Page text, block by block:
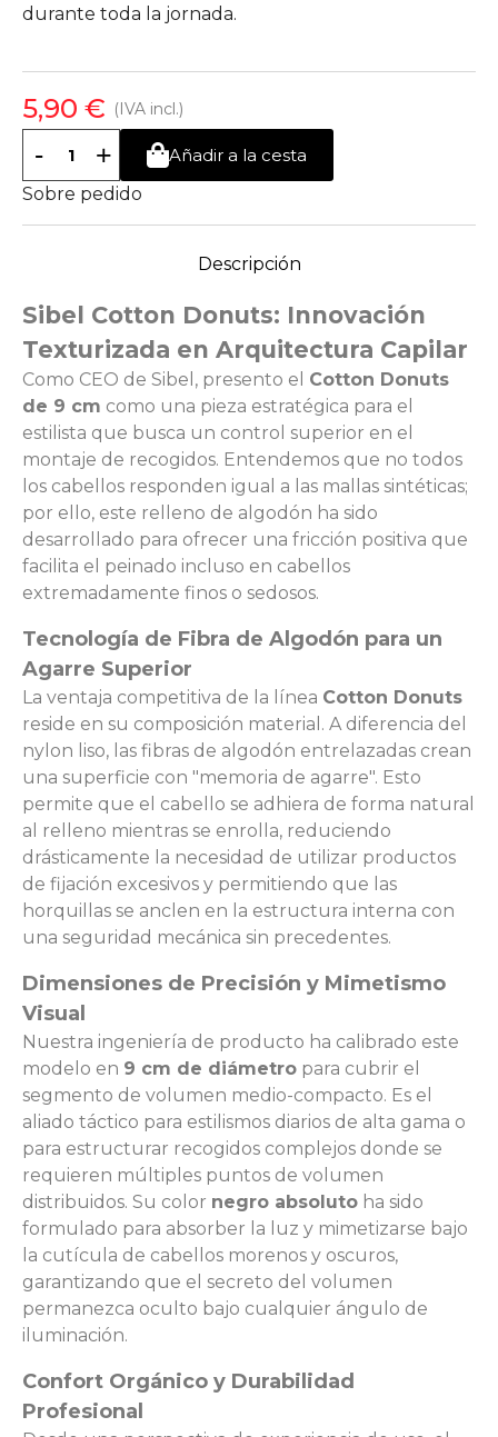
durante toda la jornada.
5,90 € (IVA incl.)
- +
Añadir a la cesta
Sobre pedido
Descripción
Sibel Cotton Donuts: Innovación
Texturizada en Arquitectura Capilar
Como CEO de Sibel, presento el Cotton Donuts
de 9 cm como una pieza estratégica para el
estilista que busca un control superior en el
montaje de recogidos. Entendemos que no todos
los cabellos responden igual a las mallas sintéticas;
por ello, este relleno de algodón ha sido
desarrollado para ofrecer una fricción positiva que
facilita el peinado incluso en cabellos
extremadamente finos o sedosos.
Tecnología de Fibra de Algodón para un
Agarre Superior
La ventaja competitiva de la línea Cotton Donuts
reside en su composición material. A diferencia del
nylon liso, las fibras de algodón entrelazadas crean
una superficie con "memoria de agarre". Esto
permite que el cabello se adhiera de forma natural
al relleno mientras se enrolla, reduciendo
drásticamente la necesidad de utilizar productos
de fijación excesivos y permitiendo que las
horquillas se anclen en la estructura interna con
una seguridad mecánica sin precedentes.
Dimensiones de Precisión y Mimetismo
Visual
Nuestra ingeniería de producto ha calibrado este
modelo en 9 cm de diámetro para cubrir el
segmento de volumen medio-compacto. Es el
aliado táctico para estilismos diarios de alta gama o
para estructurar recogidos complejos donde se
requieren múltiples puntos de volumen
distribuidos. Su color negro absoluto ha sido
formulado para absorber la luz y mimetizarse bajo
la cutícula de cabellos morenos y oscuros,
garantizando que el secreto del volumen
permanezca oculto bajo cualquier ángulo de
iluminación.
Confort Orgánico y Durabilidad
Profesional